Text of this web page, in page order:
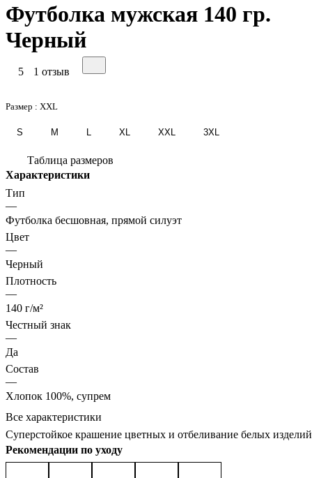
Футболка мужская 140 гр.
Черный
5 1 отзыв
Размер : XXL
S M XL XXL 3XL
Таблица размеров
Характеристики
Тип
—
Футболка бесшовная, прямой силуэт
Цвет
—
Черный
Плотность
—
140 г/м²
Честный знак
—
Да
Состав
—
Хлопок 100%, супрем
Все характеристики
Суперстойкое крашение цветных и отбеливание белых
Рекомендации по уходу